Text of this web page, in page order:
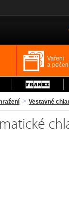
Vaření
a
Vestavné